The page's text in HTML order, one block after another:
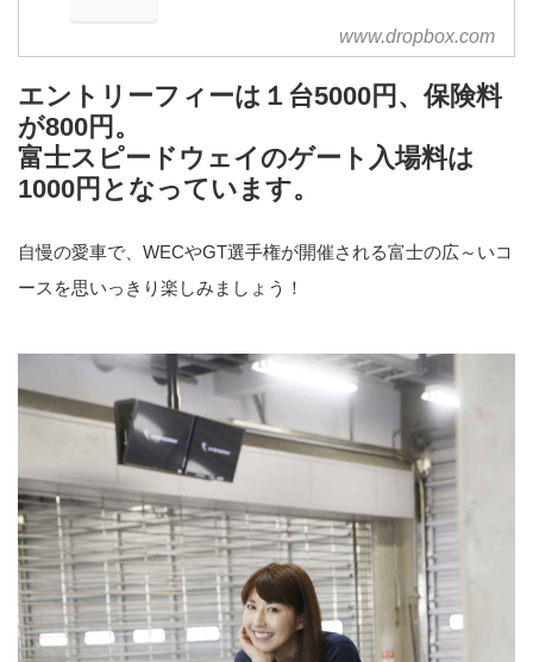
www.dropbox.com
エントリーフィーは１台5000円、保険料
が800円。
富士スピードウェイのゲート入場料は
1000円となっています。
自慢の愛車で、WECやGT選手権が開催される富士の広～いコ
ースを思いっきり楽しみましょう！